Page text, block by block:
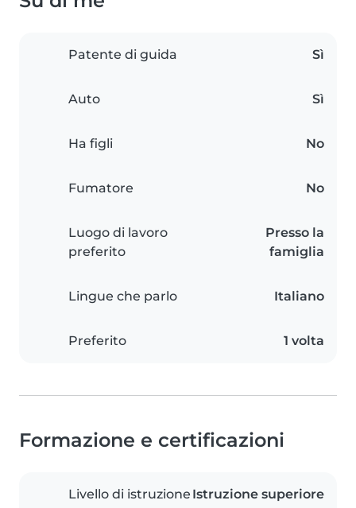
Patente di guida Sì
Auto Sì
Ha figli No
Fumatore No
Luogo di lavoro
preferito
Presso la
famiglia
Lingue che parlo Italiano
Preferito 1 volta
Formazione e certificazioni
Livello di istruzione Istruzione superiore